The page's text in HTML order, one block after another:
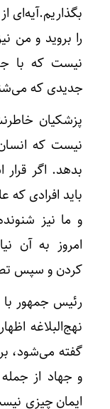
بگذاریم.آیه‌ای
را بروید و من
نیست که با
جدیدی که
پزشکیان
نیست که
بدهد. اگر
باید افرادی
و ما نیز
امروز به آن
کردن و سپس
رئیس جمهور با
نهج‌البلاغه
گفته می‌شود،
و جهاد از
ایمان چیزی